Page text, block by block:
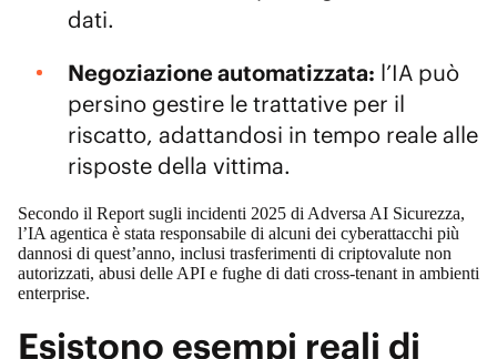
dati.
Negoziazione automatizzata: l’IA può
persino gestire le trattative per il
riscatto, adattandosi in tempo reale alle
risposte della vittima.
Secondo il Report sugli incidenti 2025 di Adversa AI Sicurezza,
l’IA agentica è stata responsabile di alcuni dei cyberattacchi più
dannosi di quest’anno, inclusi trasferimenti di criptovalute non
autorizzati, abusi delle API e fughe di dati cross-tenant in ambienti
enterprise.
Esistono esempi reali di